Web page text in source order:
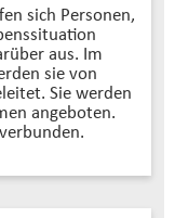
sich Personen,
aus. Im
sie von
Sie werden
angeboten.